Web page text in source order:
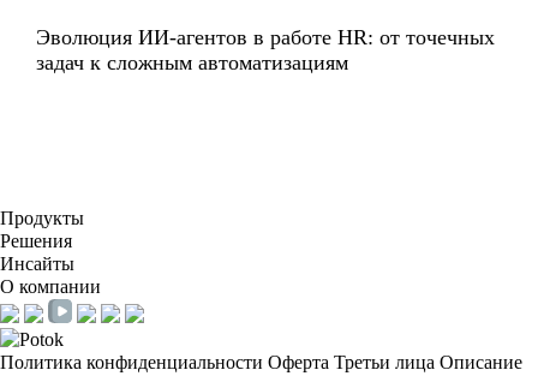
Эволюция ИИ-агентов в работе HR: от точечных
задач к сложным автоматизациям
Продукты
Решения
Инсайты
О компании
Политика конфиденциальности Оферта Третьи лица Описание